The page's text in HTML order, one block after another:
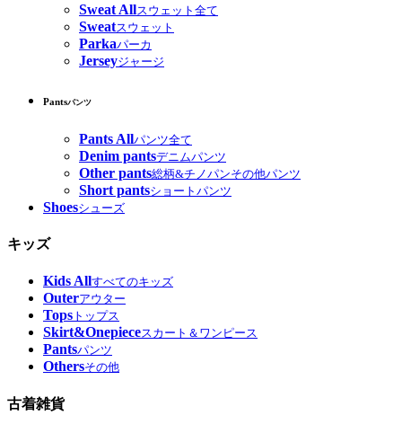
Sweat Allスウェット全て
Sweatスウェット
Parkaパーカ
Jerseyジャージ
Pantsパンツ
Pants Allパンツ全て
Denim pantsデニムパンツ
Other pants総柄&チノパンその他パンツ
Short pantsショートパンツ
Shoesシューズ
キッズ
Kids Allすべてのキッズ
Outerアウター
Tops トップス
Skirt&Onepieceスカート＆ワンピース
Pantsパンツ
Othersその他
古着雑貨